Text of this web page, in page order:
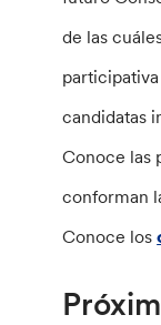
de las
candidatas
Conoce las
conforman
Conoce los